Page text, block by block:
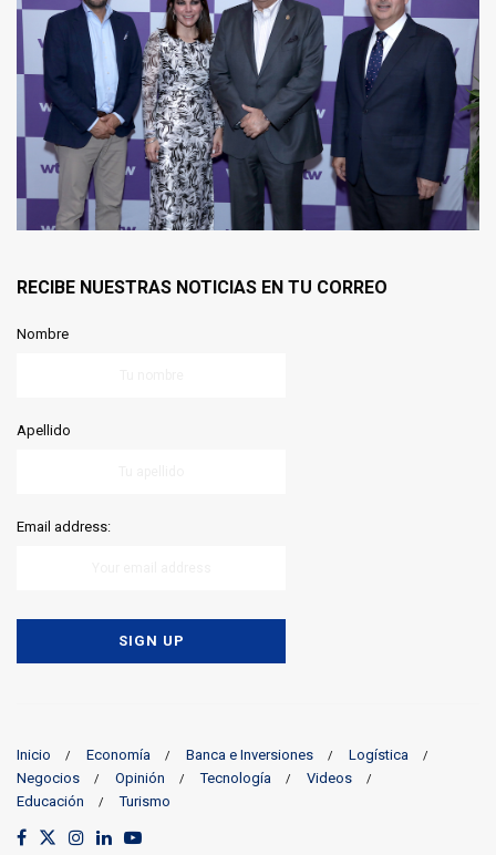
RECIBE NUESTRAS NOTICIAS EN TU CORREO
Nombre
Apellido
Email address:
Inicio Economía Banca e Inversiones
Logística
Negocios
Opinión Tecnología
Videos
Educación
Turismo